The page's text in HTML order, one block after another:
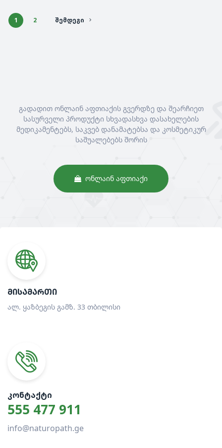
1 2 ᲨᲔᲛᲓᲔᲒᲘ
გადადით ონლაინ აფთიაქის გვერდზე და შეარჩიეთ
სასურველი პროდუქტი სხვადასხვა დასახელების
მედიკამენტებს, საკვებ დანამატებსა და კოსმეტიკურ
საშუალებებს შორის
ᲝᲜᲚᲐᲘᲜ ᲐᲤᲗᲘᲐᲥᲘ
ᲛᲘᲡᲐᲛᲐᲠᲗᲘ
ალ. ყაზბეგის გამზ. 33 თბილისი
ᲙᲝᲜᲢᲐᲥᲢᲘ
555 477 911
info@naturopath.ge